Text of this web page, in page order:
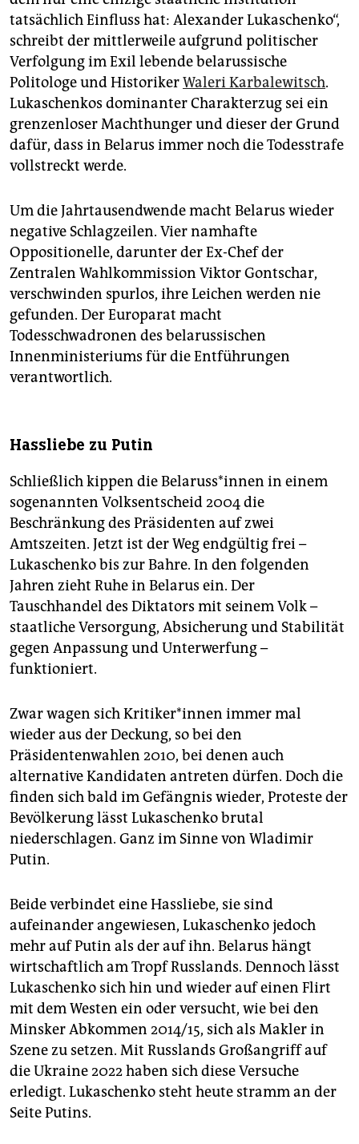
tatsächlich Einfluss hat: Alexander Lukaschenko“,
schreibt der mittlerweile aufgrund politischer
Verfolgung im Exil lebende belarussische
Politologe und HistorikerWaleri Karbalewitsch.
Lukaschenkos dominanter Charakterzug sei ein
grenzenloser Machthunger und dieser der Grund
dafür, dass in Belarus immer noch die Todesstrafe
vollstreckt werde.
Um die Jahrtausendwende macht Belarus wieder
negative Schlagzeilen. Vier namhafte
Oppositionelle, darunter der Ex-Chef der
Zentralen Wahlkommission Viktor Gontschar,
verschwinden spurlos, ihre Leichen werden nie
gefunden. Der Europarat macht
Todesschwadronen des belarussischen
Innenministeriums für die Entführungen
verantwortlich.
Hassliebe zu Putin
Schließlich kippen die Be­la­russ*in­nen in einem
sogenannten Volksentscheid 2004 die
Beschränkung des Präsidenten auf zwei
Amtszeiten. Jetzt ist der Weg endgültig frei –
Lukaschenko bis zur Bahre. In den folgenden
Jahren zieht Ruhe in Belarus ein. Der
Tauschhandel des Diktators mit seinem Volk –
staatliche Versorgung, Absicherung und Stabilität
gegen Anpassung und Unterwerfung –
funktioniert.
Zwar wagen sich Kri­ti­ke­r*in­nen immer mal
wieder aus der Deckung, so bei den
Präsidentenwahlen 2010, bei denen auch
alternative Kandidaten antreten dürfen. Doch die
finden sich bald im Gefängnis wieder, Proteste der
Bevölkerung lässt Lukaschenko brutal
niederschlagen. Ganz im Sinne von Wladimir
Putin.
Beide verbindet eine Hassliebe, sie sind
aufeinander angewiesen, Lukaschenko jedoch
mehr auf Putin als der auf ihn. Belarus hängt
wirtschaftlich am Tropf Russlands. Dennoch lässt
Lukaschenko sich hin und wieder auf einen Flirt
mit dem Westen ein oder versucht, wie bei den
Minsker Abkommen 2014/15, sich als Makler in
Szene zu setzen. Mit Russlands Großangriff auf
die Ukraine 2022 haben sich diese Versuche
erledigt. Lukaschenko steht heute stramm an der
Seite Putins.